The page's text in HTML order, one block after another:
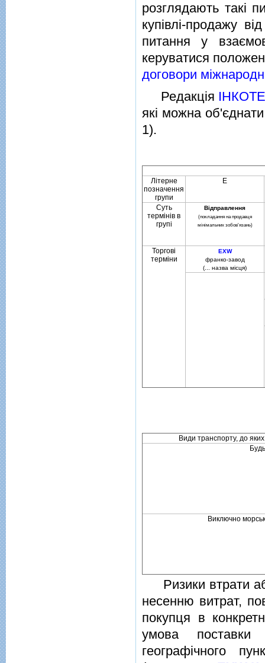
розглядають такi
купiвлi-продажу
питання у
керуватися
договори
Редакцiя
якi можна
1).
Лiтерне
позначення
групи
Е
Суть
термiнiв в
групi
Вiдправлення
(покладання на продавця
мiнiмальних зобов'язань)
Торговi
термiни
EXW
франко-завод
(... назва мiсця)
Види транспорту, до
Виключно
Ризики втрати
несенню витрат,
покупця в
умова поставки
географiчного